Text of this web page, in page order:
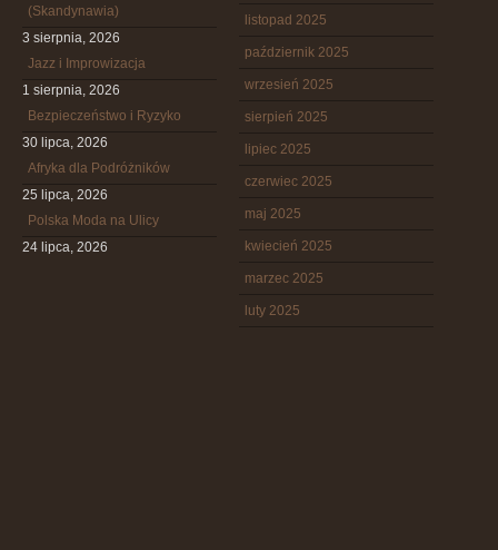
(Skandynawia)
3 sierpnia, 2026
Jazz i Improwizacja
1 sierpnia, 2026
Bezpieczeństwo i Ryzyko
30 lipca, 2026
Afryka dla Podróżników
25 lipca, 2026
Polska Moda na Ulicy
24 lipca, 2026
listopad 2025
październik 2025
wrzesień 2025
sierpień 2025
lipiec 2025
czerwiec 2025
maj 2025
kwiecień 2025
marzec 2025
luty 2025